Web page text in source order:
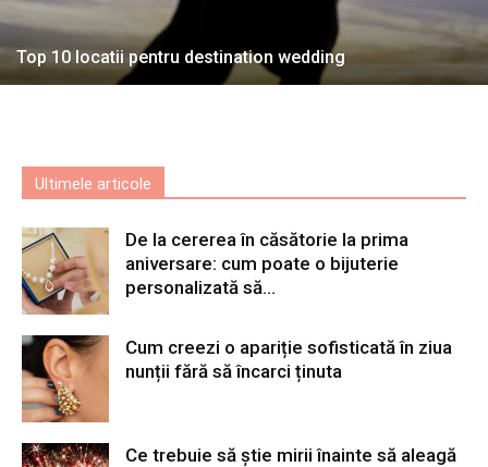
Top 10 locatii pentru destination wedding
Ultimele articole
De la cererea în căsătorie la prima
aniversare: cum poate o bijuterie
personalizată să...
Cum creezi o apariție sofisticată în ziua
nunții fără să încarci ținuta
Ce trebuie să știe mirii înainte să aleagă